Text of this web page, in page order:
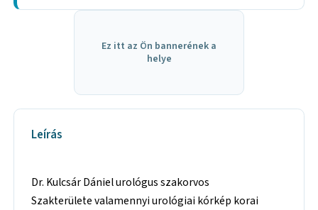
Ez itt az Ön bannerének a
helye
Leírás
Dr. Kulcsár Dániel urológus szakorvos
Szakterülete valamennyi urológiai kórkép korai